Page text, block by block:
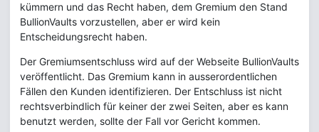
kümmern und das Recht haben, dem Gremium den Stand
BullionVaults vorzustellen, aber er wird kein
Entscheidungsrecht haben.
Der Gremiumsentschluss wird auf der Webseite BullionVaults
veröffentlicht. Das Gremium kann in ausserordentlichen
Fällen den Kunden identifizieren. Der Entschluss ist nicht
rechtsverbindlich für keiner der zwei Seiten, aber es kann
benutzt werden, sollte der Fall vor Gericht kommen.